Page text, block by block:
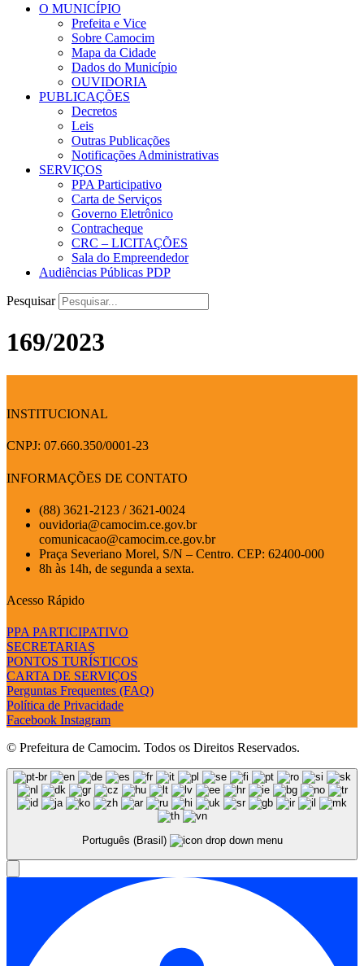
O MUNICÍPIO
Prefeita e Vice
Sobre Camocim
Mapa da Cidade
Dados do Município
OUVIDORIA
PUBLICAÇÕES
Decretos
Leis
Outras Publicações
Notificações Administrativas
SERVIÇOS
PPA Participativo
Carta de Serviços
Governo Eletrônico
Contracheque
CRC – LICITAÇÕES
Sala do Empreendedor
Audiências Públicas PDP
Pesquisar
169/2023
INSTITUCIONAL
CNPJ: 07.660.350/0001-23
INFORMAÇÕES DE CONTATO
(88) 3621-2123 / 3621-0024
ouvidoria@camocim.ce.gov.br
comunicacao@camocim.ce.gov.br
Praça Severiano Morel, S/N – Centro. CEP: 62400-000
8h às 14h, de segunda a sexta.
Acesso Rápido
PPA PARTICIPATIVO
SECRETARIAS
PONTOS TURÍSTICOS
CARTA DE SERVIÇOS
Perguntas Frequentes (FAQ)
Política de Privacidade
Facebook Instagram
© Prefeitura de Camocim. Todos os Direitos Reservados.
Português (Brasil)